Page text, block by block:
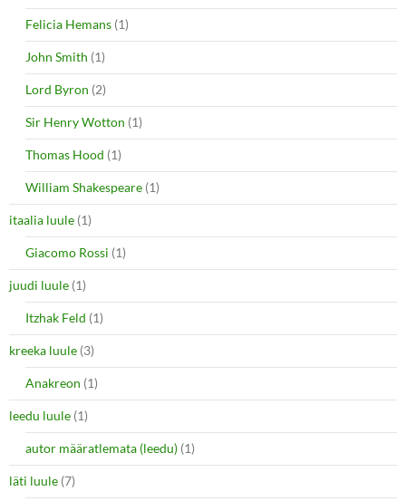
Felicia Hemans (1)
John Smith (1)
Lord Byron (2)
Sir Henry Wotton (1)
Thomas Hood (1)
William Shakespeare (1)
itaalia luule (1)
Giacomo Rossi (1)
juudi luule (1)
Itzhak Feld (1)
kreeka luule (3)
Anakreon (1)
leedu luule (1)
autor määratlemata (leedu) (1)
läti luule (7)